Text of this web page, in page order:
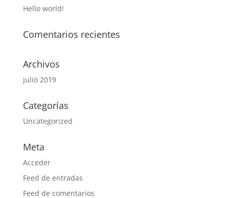
Hello world!
Comentarios recientes
Archivos
julio 2019
Categorías
Uncategorized
Meta
Acceder
Feed de entradas
Feed de comentarios